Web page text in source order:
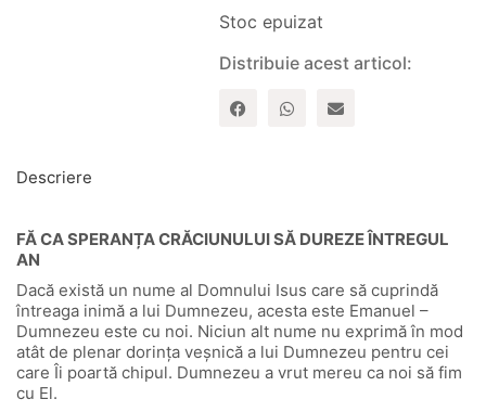
Stoc epuizat
Distribuie acest articol:
Descriere
FĂ CA SPERANȚA CRĂCIUNULUI SĂ DUREZE ÎNTREGUL
AN
Dacă există un nume al Domnului Isus care să cuprindă
întreaga inimă a lui Dumnezeu, acesta este Emanuel –
Dumnezeu este cu noi. Niciun alt nume nu exprimă în mod
atât de plenar dorința veșnică a lui Dumnezeu pentru cei
care Îi poartă chipul. Dumnezeu a vrut mereu ca noi să fim
cu El.